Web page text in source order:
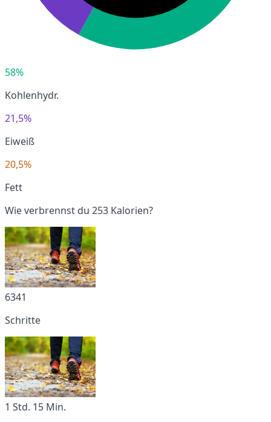
58%
Kohlenhydr.
21,5%
Eiweiß
20,5%
Fett
Wie verbrennst du 253 Kalorien?
6341
Schritte
1 Std. 15 Min.